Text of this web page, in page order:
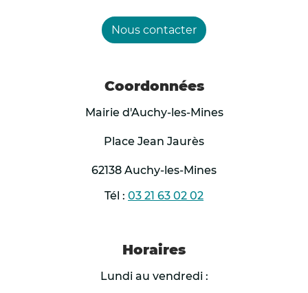
de leur plan de gestion en cas
d’augmentation des sollicitations.
associations de veille sociale de mettre en
vigilance habituellement déployée auprès
notamment le renforcement des maraudes
supplémentaires.
Les employeurs demeurent tenus de mettre
Nous contacter
Coordonnées
Mairie d'Auchy-les-Mines
Place Jean Jaurès
62138 Auchy-les-Mines
Tél : 03 21 63 02 02
Horaires
Lundi au vendredi :